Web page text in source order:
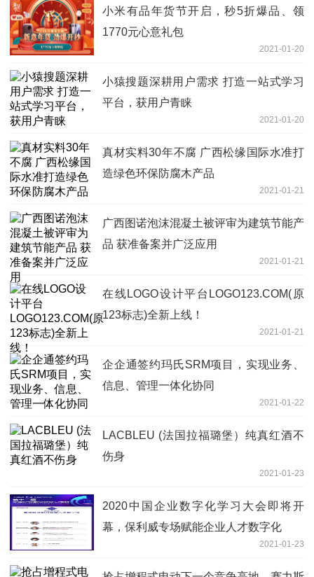
小米有品年货节开启，秒5折爆品、领
1770元心意礼包
2021-01-20
小猿搜题深耕用户需求 打造一站式学习
平台，获用户青睐
2021-01-20
真材实料30年不腐 广西松缘国际水准打
造绿色环保防腐木产品
2021-01-21
广西图诺泡沫混凝土被评审为建筑节能产
品 获准备案并广泛应用
2021-01-21
在线LOGO设计平台LOGO123.COM(原
123标志)全新上线！
2021-01-21
企企通签约玛氏SRM项目，实现业务、
信息、管理一体化协同
2021-01-22
LACBLEU (法国拉福璐堡）纯真红酒不
伤身
2021-01-23
2020中国企业数字化学习大会即将开
幕，保利威专场赋能企业人才数字化
2021-01-23